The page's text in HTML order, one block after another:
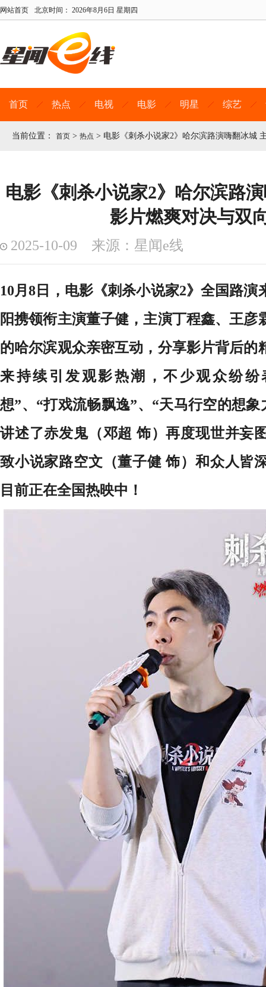
网站首页 北京时间： 2026年8月6日 星期四
首页 热点 电视 电影 明星 综艺
当前位置： 首页 > 热点 > 电影《刺杀小说家2》哈尔滨路演嗨翻冰城
电影《刺杀小说家2》哈尔滨路
影片燃爽对决与双
2025-10-09 来源：星闻e线
10月8日，电影《刺杀小说家2》全国路
阳携领衔主演董子健，主演丁程鑫、王彦
的哈尔滨观众亲密互动，分享影片背后的
来持续引发观影热潮，不少观众纷
想”、“打戏流畅飘逸”、“天马行空的想
讲述了赤发鬼（邓超 饰）再度现世并妄
致小说家路空文（董子健 饰）和众人皆
目前正在全国热映中！